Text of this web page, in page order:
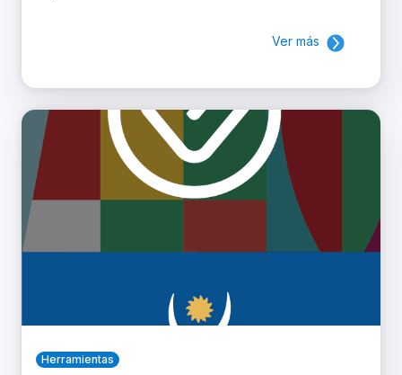
Ver más
Herramientas